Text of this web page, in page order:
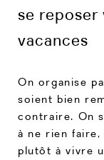
se reposer
vacances
On organise
soient bien
contraire. On
à ne rien
plutôt à vivre